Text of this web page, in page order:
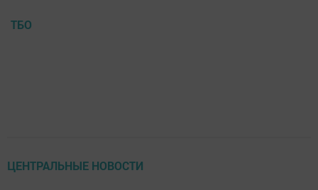
ТБО
ЦЕНТРАЛЬНЫЕ НОВОСТИ